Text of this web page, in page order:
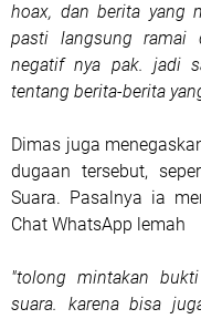
hoax, dan berita yang
pasti langsung ramai
negatif nya pak. jadi
tentang berita-berita
Dimas juga
dugaan tersebut,
Suara. Pasalnya ia
Chat WhatsApp lemah
"tolong mintakan
suara. karena bisa